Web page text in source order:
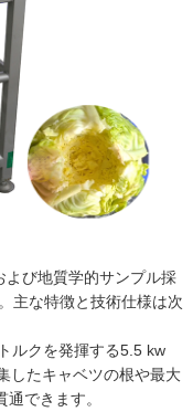
よび地質学的サンプル採
主な特徴と技術仕様は次
ルクを発揮する5.5 kw
したキャベツの根や最大
できます。